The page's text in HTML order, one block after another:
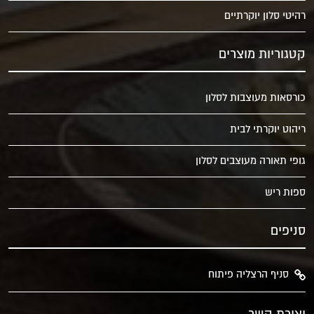
רהיטי סלון יוקרתיים
קטגוריות מוצרים
כורסאות מעוצבות לסלון
ריהוט יוקרתי לבית
גופי תאורה מעוצבים לסלון
ספות ריש
סניפים
סניף הרצליה פיתוח